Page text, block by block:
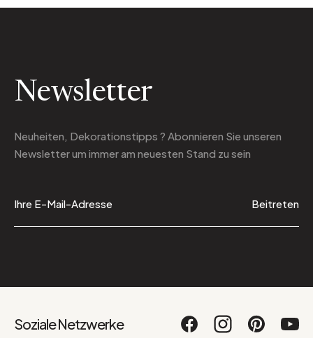
Newsletter
Neuheiten, Dekorationstipps ? Abonnieren Sie unseren
Newsletterum immer am neuesten Stand zu sein
Beitreten
Soziale Netzwerke